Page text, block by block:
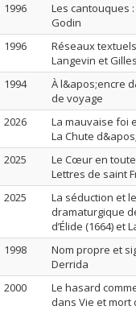
1996
Les cantouques
Godin
1996
Réseaux
Langevin et
1994
À l&apos;encre
de voyage
2026
La mauvaise foi
La Chute
2025
Le Cœur en
Lettres de saint
2025
La séduction et
dramaturgique
d’Élide (1664) et
1998
Nom propre et
Derrida
2000
Le hasard
dans Vie et mort